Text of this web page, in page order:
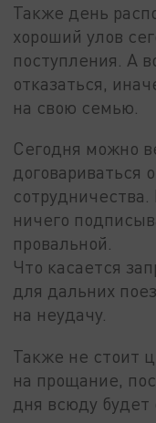
Также день
хороший улов
поступления. А
отказаться,
на свою семью.
Сегодня можно
договариваться
ничего
провальной.
Что касается
для дальних
на неудачу.
Также не стоит
на прощание,
дня всюду будет